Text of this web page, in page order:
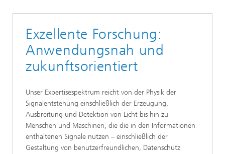
Exzellente Forschung:
Anwendungsnah und
zukunftsorientiert
Unser Expertisespektrum reicht von der Physik der
Signalentstehung einschließlich der Erzeugung,
Ausbreitung und Detektion von Licht bis hin zu
Menschen und Maschinen, die die in den Informationen
enthaltenen Signale nutzen – einschließlich der
Gestaltung von benutzerfreundlichen, Datenschutz